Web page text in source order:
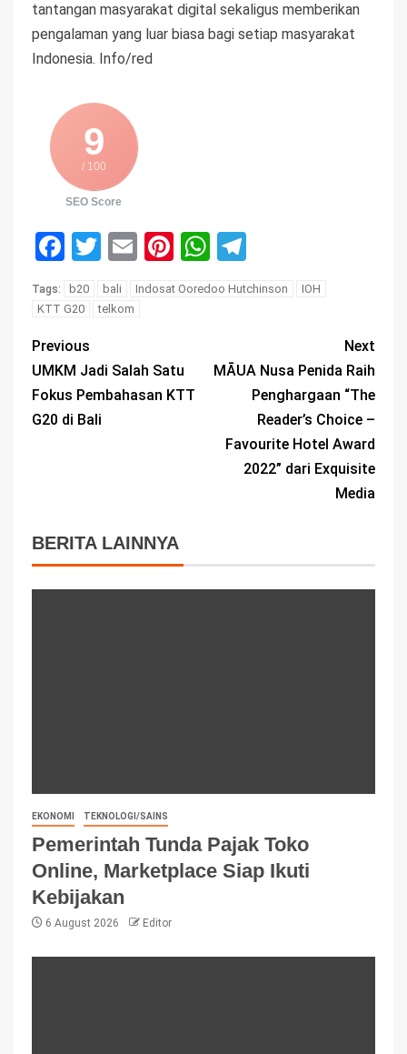
tantangan masyarakat digital sekaligus memberikan
pengalaman yang luar biasa bagi setiap masyarakat
Indonesia. Info/red
9
/ 100
SEO Score
Facebook
Twitter
EmailPinterest
WhatsApp
Tags: b20 bali Indosat Ooredoo Hutchinson
IOH
KTT G20
telkom
Previous
UMKM Jadi Salah Satu
Fokus Pembahasan KTT
G20 di Bali
Next
MĀUA Nusa Penida Raih
Penghargaan “The
Reader’s Choice –
Favourite Hotel Award
2022” dari Exquisite
Media
BERITA LAINNYA
EKONOMI TEKNOLOGI/SAINS
Pemerintah Tunda Pajak Toko
Online, Marketplace Siap Ikuti
Kebijakan
6 August 2026 Editor